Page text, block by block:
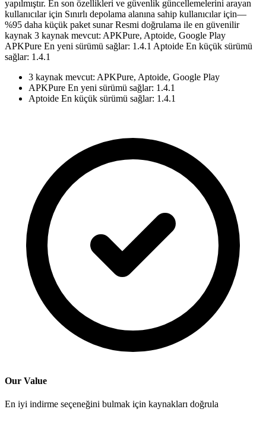
yapılmıştır. En son özellikleri ve güvenlik güncellemelerini arayan
kullanıcılar için Sınırlı depolama alanına sahip kullanıcılar için—
%95 daha küçük paket sunar Resmi doğrulama ile en güvenilir
kaynak 3 kaynak mevcut: APKPure, Aptoide, Google Play
APKPure En yeni sürümü sağlar: 1.4.1 Aptoide En küçük sürümü
sağlar: 1.4.1
3 kaynak mevcut: APKPure, Aptoide, Google Play
APKPure En yeni sürümü sağlar: 1.4.1
Aptoide En küçük sürümü sağlar: 1.4.1
Our Value
En iyi indirme seçeneğini bulmak için kaynakları doğrula